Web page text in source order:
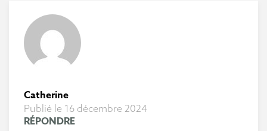
Catherine
Publié le 16 décembre 2024
RÉPONDRE